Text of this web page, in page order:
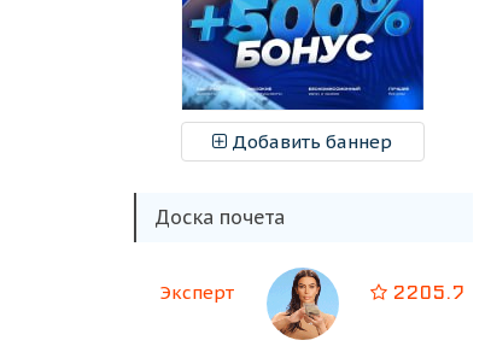
Добавить баннер
Доска почета
Эксперт 2205.7